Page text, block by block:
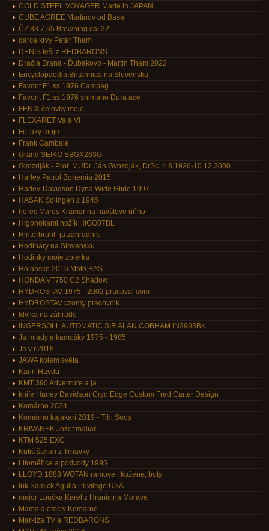
COLD STEEL VOYAGER Made in JAPAN
CUBE AGREE Martinov od Basa
ČZ 83 7,65 Browning cal.32
darca krvy Peter Tham
DENIS feši z REDBARONS
Dračia Brana - Ďubakovo - Martin Tham 2022
Encyclopaedia Britannica na Slovensku
Favorit F1 ss 1976 Campag.
Favorit F1 ss 1976 shimano Dura ace
FENIX čelovky moje
FLEXARET Va a VI
Foťaky moje
Frank Gambale
Grand SEIKO SBGX263G
Gvozdják - Prof. MUDr. Ján Gvozdják, DrSc. 4.8.1926-10.12.2000
Harley Patrol Bohemia 2015
Harley-Davidson Dyna Wide Glide 1997
HASAK Solingen z 1945
herec Maros Kramar na navšteve uňho
Higonokami nožík HIGO07BL
Hinterbrühl -ja zahradnik
Hodinary na Slovensku
Hodinky moje zbierka
Holansko 2016 Mato,BAS
HONDA VT750 C2 Shadow
HYDROSTAV 1975 - 2002 pracoval som
HYDROSTAV vzorny pracovnik
Idylka na záhrade
INGERSOLL AUTOMATIC SIR ALAN COBHAM IN3903BK
Ja mlady a kamošky 1975 - 1985
Ja v r.2018
JAWA kolem světa
Karin Haydu
KMT 390 Adventure a ja
knife Harley Davidson Cryo Edge Custom Fred Carter Design
Komárno 2024
Komárno kajakari 2019 - Tibi Soos
KRIVANEK Jozef maliar
KTM 525 EXC
Kutiš štefan z Trnavky
Litoměřice a podvody 1995
LLOYD 1888 WOTAN ramove , kožene, boty
luk Samick Agulla Privilege USA
major Loučka Karel z Hranic na Morave
Mama a otec v Komarne
Markiza TV a REDBARONS